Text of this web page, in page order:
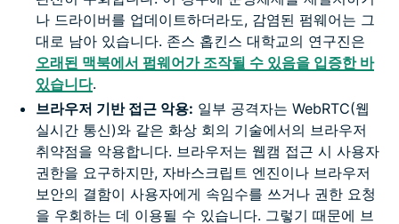
나 드라이버를 업데이트하더라도, 감염된 펌웨어는 그
대로 남아 있습니다. 존스 홉킨스 대학교의 연구진은
오래된 맥북에서 펌웨어가 조작될 수 있음을 입증한 바
있습니다.
브라우저 기반 접근 악용: 일부 공격자는 WebRTC(웹
실시간 통신)와 같은 화상 회의 기술에서의 브라우저
취약점을 악용합니다. 브라우저는 웹캠 접근 시 사용자
권한을 요구하지만, 자바스크립트 엔진이나 브라우저
보안의 결함이 사용자에게 속임수를 쓰거나 권한 요청
을 우회하는 데 이용될 수 있습니다. 그렇기 때문에 브